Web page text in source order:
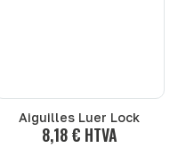
Aiguilles Luer Lock
8,18 € HTVA